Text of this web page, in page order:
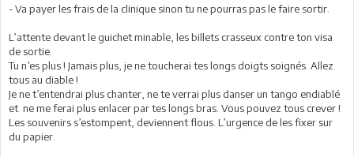
- Va payer les frais de la clinique sinon tu ne pourras pas le faire sortir.
L’attente devant le guichet minable, les billets crasseux contre ton visa
de sortie.
Tu n’es plus ! Jamais plus, je ne toucherai tes longs doigts soignés. Allez
tous au diable !
Je ne t’entendrai plus chanter, ne te verrai plus danser un tango endiablé
et ne me ferai plus enlacer par tes longs bras. Vous pouvez tous crever !
Les souvenirs s’estompent, deviennent flous. L’urgence de les fixer sur
du papier.